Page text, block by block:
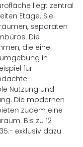
liegt zentral
Etage. Sie
separaten
Die
die eine
in
für
Nutzung und
Die modernen
zudem eine
Bis zu 12
exklusiv dazu